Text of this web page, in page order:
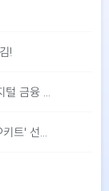
!
전북은행 JB 플랫폼, 완주 가천초 대상 디지털 금융 콘텐츠 체험 실시
전북은행, 가정의 달 맞아 매주 수요일 'VIP키트' 선착순 지급